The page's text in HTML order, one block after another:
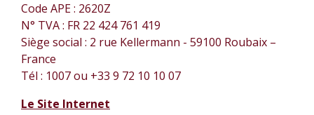
Code APE : 2620Z
N° TVA : FR 22 424 761 419
Siège social : 2 rue Kellermann - 59100 Roubaix –
France
Tél : 1007 ou +33 9 72 10 10 07
Le Site Internet